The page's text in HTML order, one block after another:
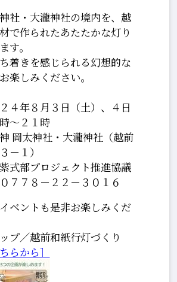
社・大瀧神社の境内を、越
で作られたあたたかな灯り
す。
着きを感じられる幻想的な
楽しみください。
４年８月３日（土）、４日
～２１時
岡太神社・大瀧神社（越前
－１）
式部プロジェクト推進協議
７７８－２２－３０１６
ベントも是非お楽しみくだ
プ／越前和紙行灯づくり
らから］